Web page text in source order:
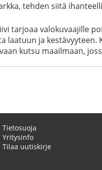
tehden siitä
tarjoaa valokuvaajille
laatuun ja
kutsu maailmaan,
Tietosuoja
Yritysinfo
Tilaa uutiskirje